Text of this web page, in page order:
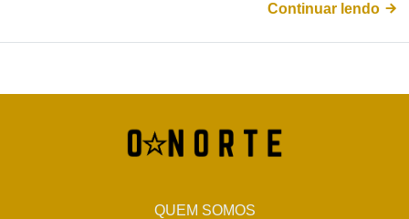
Continuar lendo
QUEM SOMOS